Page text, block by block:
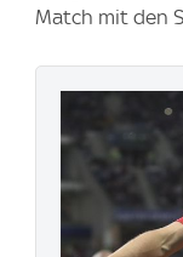
Match mit den